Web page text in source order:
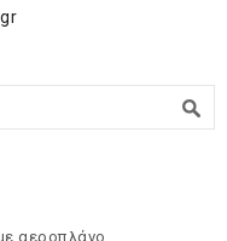
αεροπλάνο